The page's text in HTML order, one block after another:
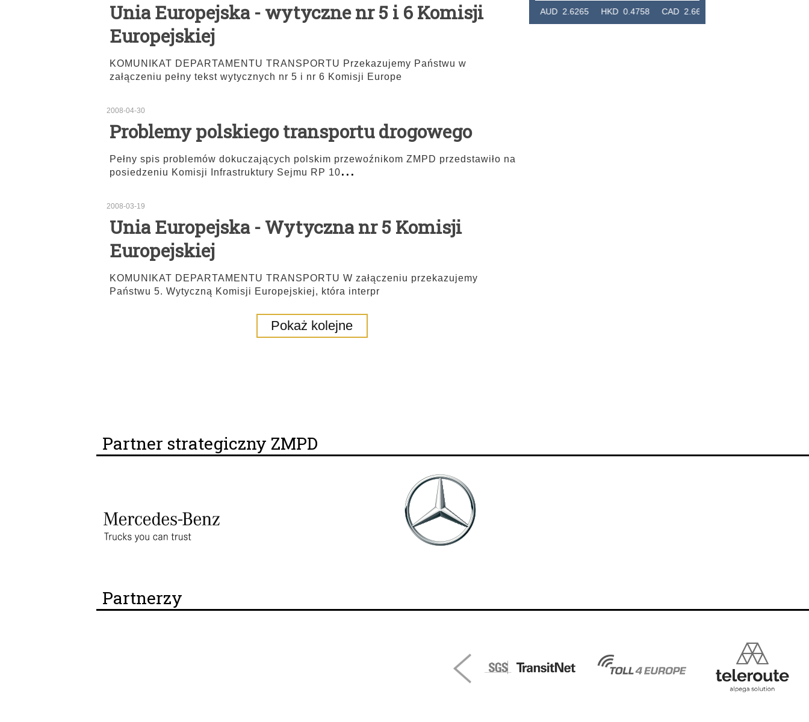
Unia Europejska - wytyczne nr 5 i 6 Komisji
Europejskiej
KOMUNIKAT DEPARTAMENTU TRANSPORTU Przekazujemy Państwu w
załączeniu pełny tekst wytycznych nr 5 i nr 6 Komisji Europe
2008-04-30
Problemy polskiego transportu drogowego
Pełny spis problemów dokuczających polskim przewoźnikom ZMPD przedstawiło na
posiedzeniu Komisji Infrastruktury Sejmu RP 10...
2008-03-19
Unia Europejska - Wytyczna nr 5 Komisji
Europejskiej
KOMUNIKAT DEPARTAMENTU TRANSPORTU W załączeniu przekazujemy
Państwu 5. Wytyczną Komisji Europejskiej, która interpr
Pokaż kolejne
THB 0.1129 USD 3.7324 AUD 2.6265 HKD 0.4758 CAD 2.6618 NZD 2.1914 SGD
Partner strategiczny ZMPD
Partnerzy